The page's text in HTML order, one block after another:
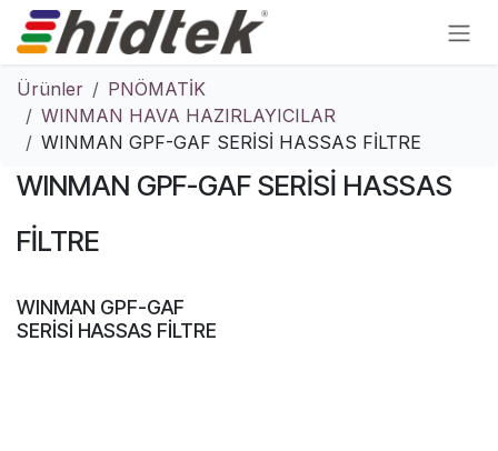
İçereği Atla
Ürünler
PNÖMATİK
WINMAN HAVA HAZIRLAYICILAR
WINMAN GPF-GAF SERİSİ HASSAS FİLTRE
WINMAN GPF-GAF SERİSİ HASSAS
FİLTRE
WINMAN GPF-GAF
SERİSİ HASSAS FİLTRE